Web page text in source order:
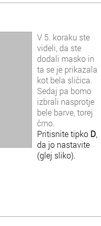
V 5. koraku ste
videli, da ste
dodali masko in
ta se je prikazala
kot bela sličica.
Sedaj pa bomo
izbrali nasprotje
bele barve, torej
črno.
Pritisnite tipko D
da jo nastavite
(glej sliko).